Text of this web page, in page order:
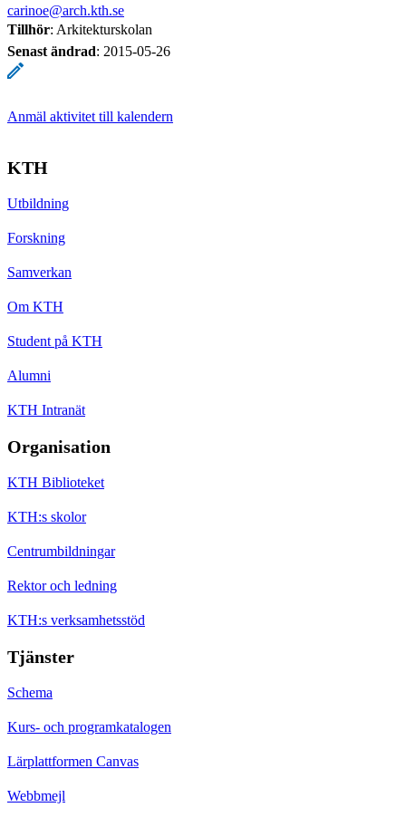
carinoe@arch.kth.se
Tillhör: Arkitekturskolan
Senast ändrad: 2015-05-26
Anmäl aktivitet till kalendern
KTH
Utbildning
Forskning
Samverkan
Om KTH
Student på KTH
Alumni
KTH Intranät
Organisation
KTH Biblioteket
KTH:s skolor
Centrumbildningar
Rektor och ledning
KTH:s verksamhetsstöd
Tjänster
Schema
Kurs- och programkatalogen
Lärplattformen Canvas
Webbmejl